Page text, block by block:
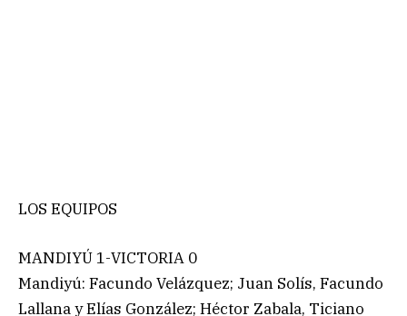
LOS EQUIPOS
MANDIYÚ 1-VICTORIA 0
Mandiyú: Facundo Velázquez; Juan Solís, Facundo
Lallana y Elías González; Héctor Zabala, Ticiano